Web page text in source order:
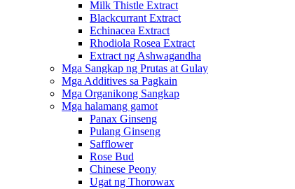
Milk Thistle Extract
Blackcurrant Extract
Echinacea Extract
Rhodiola Rosea Extract
Extract ng Ashwagandha
Mga Sangkap ng Prutas at Gulay
Mga Additives sa Pagkain
Mga Organikong Sangkap
Mga halamang gamot
Panax Ginseng
Pulang Ginseng
Safflower
Rose Bud
Chinese Peony
Ugat ng Thorowax